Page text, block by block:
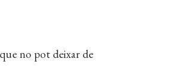
no pot deixar de